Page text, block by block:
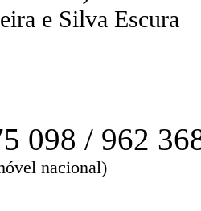
e Silva Escura
098 / 962
nacional)